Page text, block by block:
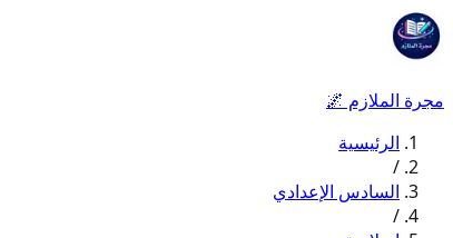
مجرة الملازم 🌌
الرئيسية
/
السادس الإعدادي
/